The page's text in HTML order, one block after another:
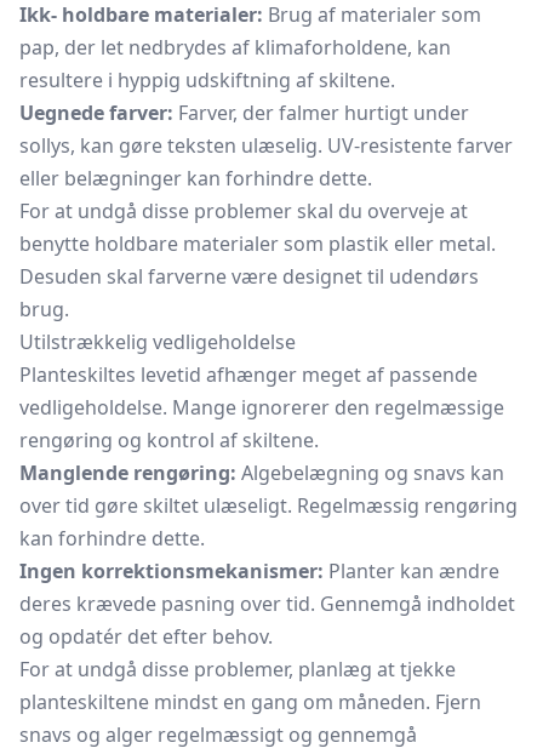
Ikk- holdbare materialer: Brug af materialer som
pap, der let nedbrydes af klimaforholdene, kan
resultere i hyppig udskiftning af skiltene.
Uegnede farver: Farver, der falmer hurtigt under
sollys, kan gøre teksten ulæselig. UV-resistente farver
eller belægninger kan forhindre dette.
For at undgå disse problemer skal du overveje at
benytte holdbare materialer som plastik eller metal.
Desuden skal farverne være designet til udendørs
brug.
Utilstrækkelig vedligeholdelse
Planteskiltes levetid afhænger meget af passende
vedligeholdelse. Mange ignorerer den regelmæssige
rengøring og kontrol af skiltene.
Manglende rengøring: Algebelægning og snavs kan
over tid gøre skiltet ulæseligt. Regelmæssig rengøring
kan forhindre dette.
Ingen korrektionsmekanismer: Planter kan ændre
deres krævede pasning over tid. Gennemgå indholdet
og opdatér det efter behov.
For at undgå disse problemer, planlæg at tjekke
planteskiltene mindst en gang om måneden. Fjern
snavs og alger regelmæssigt og gennemgå